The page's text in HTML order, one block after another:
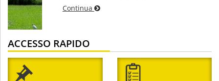
Continua
ACCESSO RAPIDO